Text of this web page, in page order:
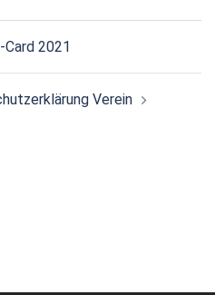
Card 2021
Verein